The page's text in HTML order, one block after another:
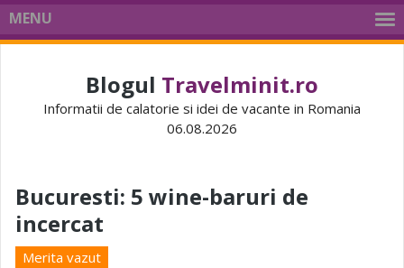
MENU
Blogul Travelminit.ro
Informatii de calatorie si idei de vacante in Romania
06.08.2026
Bucuresti: 5 wine-baruri de
incercat
Merita vazut